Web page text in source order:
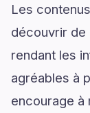
Les
découvrir de
rendant les
agréables à
encourage à